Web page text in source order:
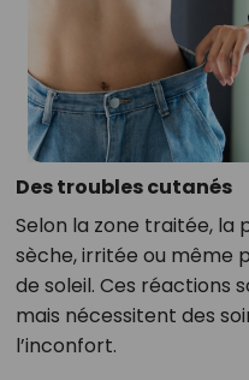
Des troubles cutanés
Selon la zone traitée, la
sèche, irritée ou même
de soleil. Ces réactions
mais nécessitent des
l’inconfort.